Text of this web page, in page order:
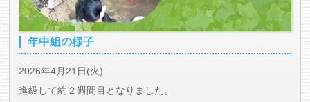
年中組の様子
2026年4月21日(火)
進級して約２週間目となりました。